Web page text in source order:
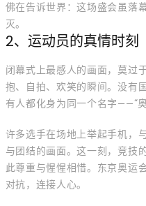
佛在告诉世界：这场盛会虽落
灭。
2、运动员的真情时刻
闭幕式上最感人的画面，莫过
抱、自拍、欢笑的瞬间。没有
有人都化身为同一个名字——“奥
许多选手在场地上举起手机，
与团结的画面。这一刻，竞技
此尊重与惺惺相惜。东京奥运
对抗，连接人心。